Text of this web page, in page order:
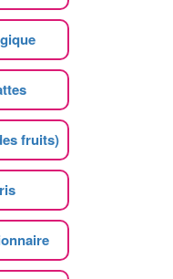
fruits)